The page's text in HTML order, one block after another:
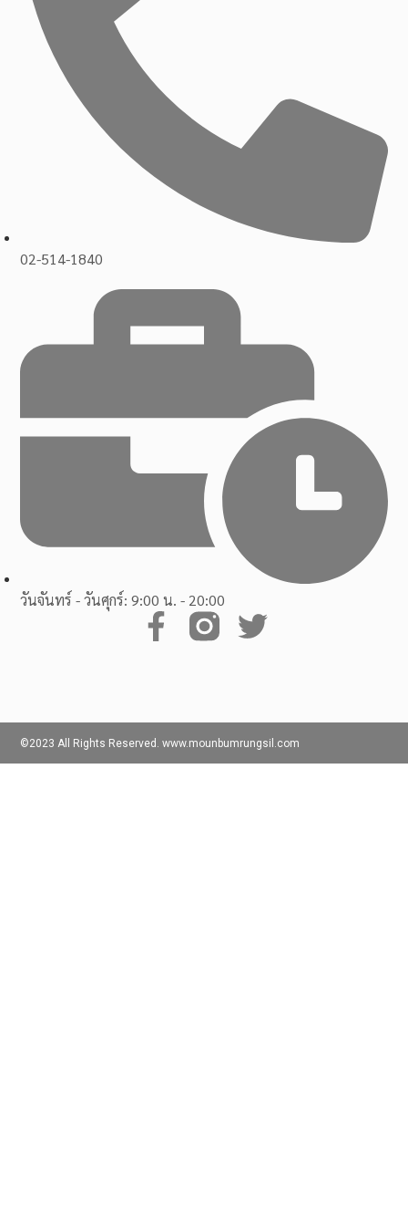
02-514-1840
วันจันทร์ - วันศุกร์: 9:00 น. - 20:00
©2023 All Rights Reserved. www.mounbumrungsil.com